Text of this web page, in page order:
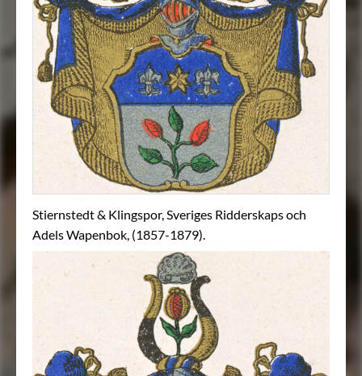
Stiernstedt & Klingspor, Sveriges Ridderskaps och
Adels Wapenbok, (1857-1879).